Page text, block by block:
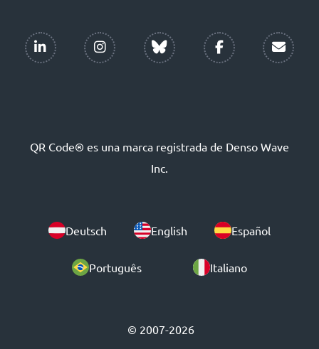
QR Code® es una marca registrada de Denso Wave
Inc.
Deutsch English Español
Português Italiano
© 2007-2026